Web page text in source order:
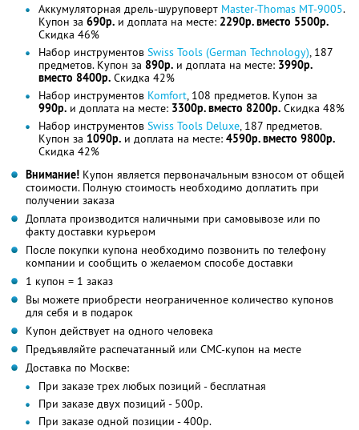
Аккумуляторная дрель-шуруповерт Master-Thomas МТ-9005.
Купон за 690р. и доплата на месте: 2290р. вместо 5500р.
Скидка 46%
Набор инструментов Swiss Tools (German Technology), 187
предметов. Купон за 890р. и доплата на месте: 3990р.
вместо 8400р. Скидка 42%
Набор инструментов Komfort, 108 предметов. Купон за
990р. и доплата на месте: 3300р. вместо 8200р. Скидка 48%
Набор инструментов Swiss Tools Deluxe, 187 предметов.
Купон за 1090р. и доплата на месте: 4590р. вместо 9800р.
Скидка 42%
Внимание! Купон является первоначальным взносом от общей
стоимости. Полную стоимость необходимо доплатить при
получении заказа
Доплата производится наличными при самовывозе или по
факту доставки курьером
После покупки купона необходимо позвонить по телефону
компании и сообщить о желаемом способе доставки
1 купон = 1 заказ
Вы можете приобрести неограниченное количество купонов
для себя и в подарок
Купон действует на одного человека
Предъявляйте распечатанный или СМС-купон на месте
Доставка по Москве:
При заказе трех любых позиций - бесплатная
При заказе двух позиций - 500р.
При заказе одной позиции - 400р.